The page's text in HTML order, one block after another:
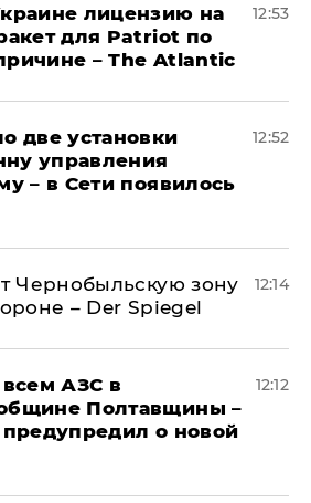
лицензию на
для Patriot по
– The Atlantic
12:53
две установки
управления
– в Сети появилось
12:52
Чернобыльскую зону
– Der Spiegel
12:14
АЗС в
Полтавщины –
о новой
12:12